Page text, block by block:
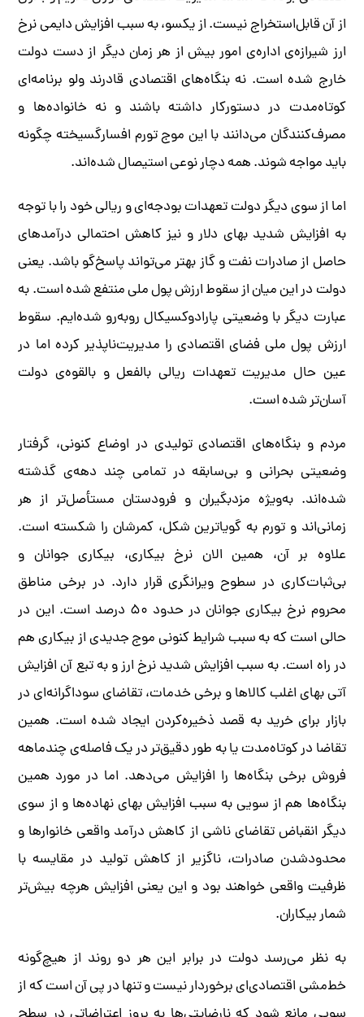
از آن قابل‌استخراج نیست. از یکسو، به سبب افزایش دایمی نرخ
ارز شیرازه‌ی اداره‌ی امور بیش از هر زمان دیگر از دست دولت
خارج شده است. نه بنگاه‌های اقتصادی قادرند ولو برنامه‌ای
کوتاه‌مدت در دستورکار داشته باشند و نه خانواده‌ها و
مصرف‌کنندگان می‌دانند با این موج تورم افسارگسیخته چگونه
باید مواجه شوند. همه دچار نوعی استیصال شده‌اند.
اما از سوی دیگر دولت تعهدات بودجه‌ای و ریالی خود را با توجه
به افزایش شدید بهای دلار و نیز کاهش احتمالی درآمدهای
حاصل از صادرات نفت و گاز بهتر می‌تواند پاسخ‌گو باشد. یعنی
دولت در این میان از سقوط ارزش پول ملی منتفع شده است. به
عبارت دیگر با وضعیتی پارادوکسیکال روبه‌رو شده‌ایم. سقوط
ارزش پول ملی فضای اقتصادی را مدیریت‌ناپذیر کرده اما در
عین حال مدیریت تعهدات ریالی بالفعل و بالقوه‌ی دولت
آسان‌تر شده است.
مردم و بنگاه‌های اقتصادی تولیدی در اوضاع کنونی، گرفتار
وضعیتی بحرانی و بی‌سابقه در تمامی چند دهه‌ی گذشته
شده‌اند. به‌ویژه مزدبگیران و فرودستان مستأصل‌تر از هر
زمانی‌اند و تورم به گویاترین شکل، کمرشان را شکسته است.
علاوه بر آن، همین الان نرخ بیکاری، بیکاری جوانان و
بی‌ثبات‌کاری در سطوح ویرانگری قرار دارد. در برخی مناطق
محروم نرخ بیکاری جوانان در حدود ۵۰ درصد است. این در
حالی است که به سبب شرایط کنونی موج جدیدی از بیکاری هم
در راه است. به سبب افزایش شدید نرخ ارز و به تبع آن افزایش
آتی بهای اغلب کالاها و برخی خدمات، تقاضای سوداگرانه‌ای در
بازار برای خرید به قصد ذخیره‌کردن ایجاد شده است. همین
تقاضا در کوتاه‌مدت یا به طور دقیق‌تر در یک فاصله‌ی چندماهه
فروش برخی بنگاه‌ها را افزایش می‌دهد. اما در مورد همین
بنگاه‌ها هم از سویی به سبب افزایش بهای نهاده‌ها و از سوی
دیگر انقباض تقاضای ناشی از کاهش درآمد واقعی خانوارها و
محدودشدن صادرات، ناگزیر از کاهش تولید در مقایسه با
ظرفیت واقعی خواهند بود و این یعنی افزایش هرچه بیش‌تر
شمار بیکاران.
به نظر می‌رسد دولت در برابر این هر دو روند از هیچ‌گونه
خط‌مشی اقتصادی‌ای برخوردار نیست و تنها در پی آن است که از